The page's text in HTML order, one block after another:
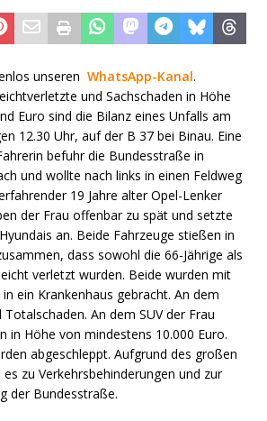
unseren WhatsApp-Kanal.
und Sachschaden in Höhe
Euro sind die Bilanz eines Unfalls am
12.30 Uhr, auf der B 37 bei Binau. Eine
befuhr die Bundesstraße in
und wollte nach links in einen Feldweg
19 Jahre alter Opel-Lenker
der Frau offenbar zu spät und setzte
an. Beide Fahrzeuge stießen in
dass sowohl die 66-Jährige als
verletzt wurden. Beide wurden mit
ein Krankenhaus gebracht. An dem
An dem SUV der Frau
in Höhe von mindestens 10.000 Euro.
abgeschleppt. Aufgrund des großen
zu Verkehrsbehinderungen und zur
der Bundesstraße.